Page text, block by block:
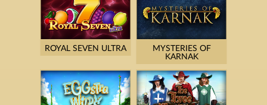
ROYAL SEVEN ULTRA
MYSTERIES OF
KARNAK